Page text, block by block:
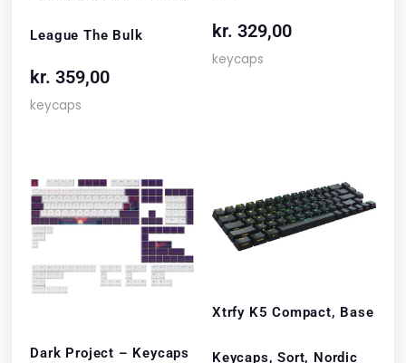
League The Bulk
kr. 359,00
keycaps
kr. 329,00
keycaps
Dark Project – Keycaps
Xtrfy K5 Compact, Base
Keycaps, Sort, Nordic